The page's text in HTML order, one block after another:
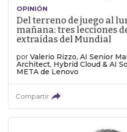
OPINIÓN
Del terreno de juego al
mañana: tres lecciones
extraídas del Mundial
por Valerio Rizzo, AI Senior
Architect, Hybrid Cloud & AI
META de Lenovo
Compartir